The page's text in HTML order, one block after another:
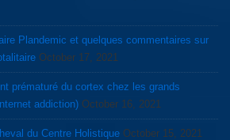
Plandemic et quelques commentaires sur
October 17, 2021
addiction) October 16, 2021
du Centre Holistique October 15, 2021